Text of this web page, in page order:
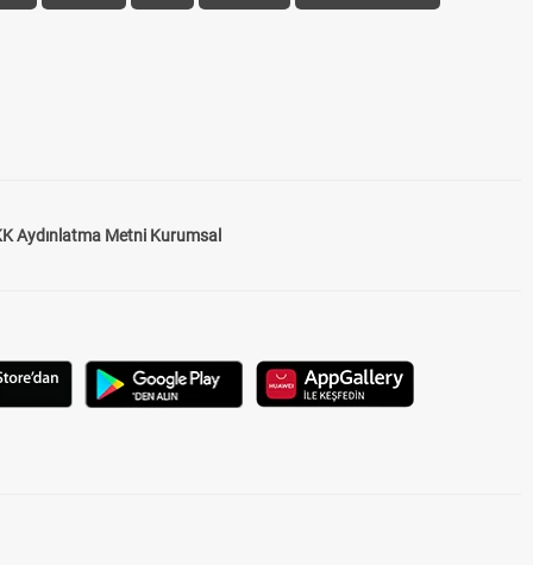
Aydınlatma Metni Kurumsal